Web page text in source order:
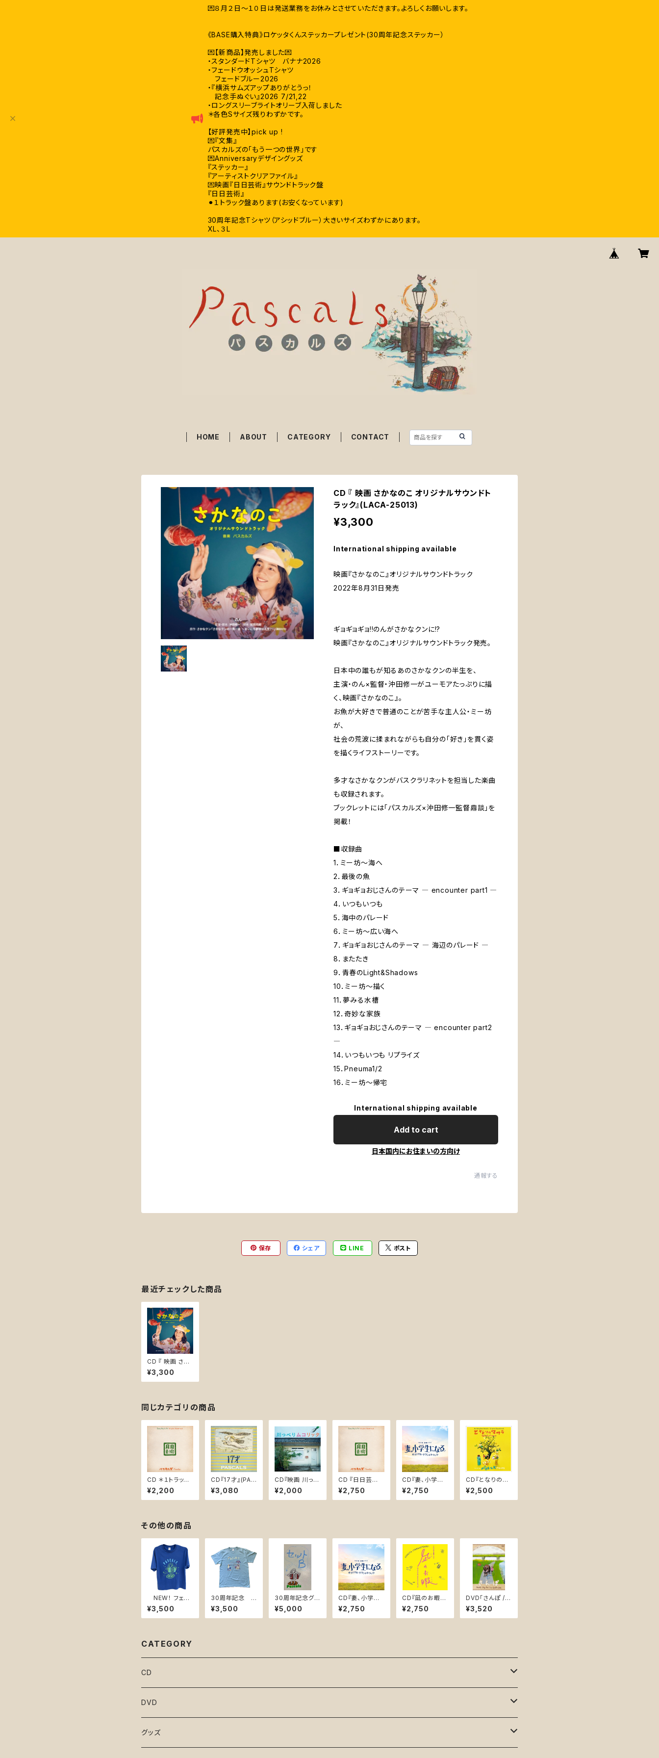
💌８月２日〜１０日は発送業務をお休みとさせていただきます。よろしくお願いします。
《BASE購入特典》ロケッタくんステッカープレゼント(30周年記念ステッカー）
💌【新商品】発売しました💌
・スタンダードTシャツ バナナ2026
・フェードウオッシュTシャツ
フェードブルー2026
・『横浜サムズアップありがとうっ！
記念手ぬぐい』2026 7/21,22
・ロングスリーブライトオリーブ入荷しました
＊各色Sサイズ残りわずかです。
【好評発売中】pick up !
💌『文集』
パスカルズの「もう一つの世界」です
💌Anniversaryデザイングッズ
『ステッカー』
『アーティストクリアファイル』
💌映画『日日芸術』サウンドトラック盤
『日日芸術』
⚫︎１トラック盤あります(お安くなっています)
30周年記念Tシャツ（アシッドブルー）大きいサイズわずかにあります。
XL、３L
HOME ABOUT CATEGORY CONTACT
CD 『 映画 さかなのこ オリジナルサウンドト
ラック』(LACA-25013)
¥3,300
International shipping available
映画『さかなのこ』オリジナルサウンドトラック
2022年8月31日発売
ギョギョギョ!!のんがさかなクンに!?
映画『さかなのこ』オリジナルサウンドトラック発売。
日本中の誰もが知るあのさかなクンの半生を、
主演・のん×監督・沖田修一がユーモアたっぷりに描
く、映画『さかなのこ』。
お魚が大好きで普通のことが苦手な主人公・ミー坊
が、
社会の荒波に揉まれながらも自分の「好き」を貫く姿
を描くライフストーリーです。
多才なさかなクンがバスクラリネットを担当した楽曲
も収録されます。
ブックレットには「パスカルズ×沖田修一監督鼎談」を
掲載！
■収録曲
1．ミー坊～海へ
2．最後の魚
3．ギョギョおじさんのテーマ ― encounter part1 ―
4．いつもいつも
5．海中のパレード
6．ミー坊～広い海へ
7．ギョギョおじさんのテーマ ― 海辺のパレード ―
8．またたき
9．青春のLight&Shadows
10．ミー坊～描く
11．夢みる水槽
12．奇妙な家族
13．ギョギョおじさんのテーマ ― encounter part2
―
14．いつもいつも リプライズ
15．Pneuma1/2
16．ミー坊～帰宅
International shipping available
Add to cart
日本国内にお住まいの方向け
通報する
保存 シェア LINE ポスト
最近チェックした商品
CD 『 映画 さか
なのこ オリジナ
ルサウンドトラッ
ク』(LACA-250
¥3,300
同じカテゴリの商品
CD ＊１トラック
盤『日日芸術
オリジナル・サウ
ンドトラック / E
ndtrack』PASK
-0010
¥2,200
CD『17才』(PAS
K-0007)
¥3,080
CD『映画 川っぺ
りムコリッタ オリ
ジナル・サウンド
トラック』(POCE
¥2,000
CD 『日日芸
術 オリジナル・
サウンドトラッ
ク / Every Da
¥2,750
CD『妻、小学生
になる。 オリジ
ナルサウンドトラ
ック』(UZCL-22
¥2,750
CD『となりのマ
サラ オリジナ
ル・サウンドトラ
ック』(PASK-00
¥2,500
その他の商品
NEW！ フェー
ドウオッシュTシ
ャツ フェードブ
ルー2026
¥3,500
30周年記念 T
シャツ アシッド
ブルー ＊バック
プリントあり
¥3,500
30周年記念グッ
ズ 3点セットB ＊
送料無料 『Tシ
ャツ・ ステッカー
¥5,000
CD『妻、小学生
になる。 オリジ
ナルサウンドトラ
ック』(UZCL-22
¥2,750
CD『凪のお暇
オリジナル・サウ
ンドトラック』(U
ZCL-2166)
¥2,750
DVD「さんぽ / P
ascals Big Pin
k Tour 2009〜
2010」(PASK-D
¥3,520
CATEGORY
CD
となりのマサラ
凪のお暇
DVD
１と２
グッズ